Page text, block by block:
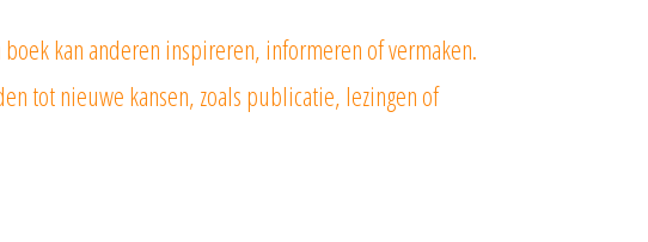
kan anderen inspireren, informeren of vermaken.
tot nieuwe kansen, zoals publicatie, lezingen of